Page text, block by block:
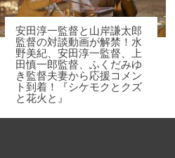
安田淳一監督と山岸謙太郎
監督の対談動画が解禁！水
野美紀、安田淳一監督、上
田慎一郎監督、ふくだみゆ
き監督夫妻から応援コメン
ト到着！『シケモクとクズ
と花火と』